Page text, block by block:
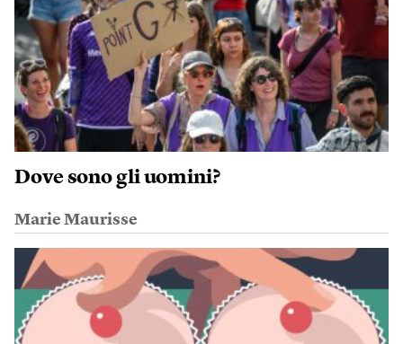
Dove sono gli uomini?
Marie Maurisse